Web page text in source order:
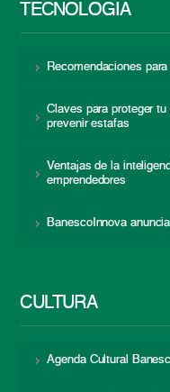
TECNOLOGÍA
Recomendaciones
Claves para proteger
prevenir estafas
Ventajas de la
emprendedores
BanescoInnova
CULTURA
Agenda Cultural